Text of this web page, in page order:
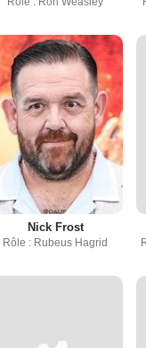
Nick Frost
Rôle : Rubeus Hagrid